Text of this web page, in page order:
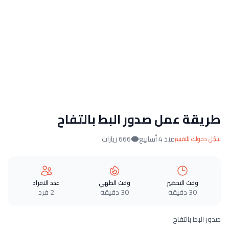
طريقة عمل صدور البط بالتفاح
سجّل دخولك للتقييممنذ 4 أسابيع 666 زيارات
وقت التحضير
30 دقيقة
وقت الطهي
30 دقيقة
عدد الافراد
2 فرد
صدور البط بالتفاح